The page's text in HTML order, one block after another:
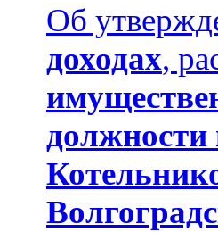
Об
доходах,